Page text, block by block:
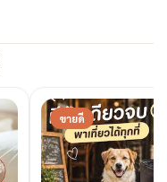
ขายดี